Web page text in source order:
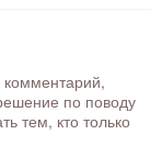
комментарий,
по поводу
тем, кто только